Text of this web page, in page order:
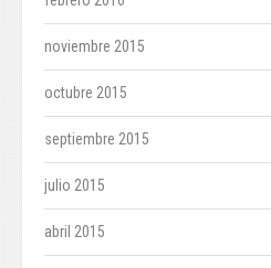
noviembre 2015
octubre 2015
septiembre 2015
julio 2015
abril 2015